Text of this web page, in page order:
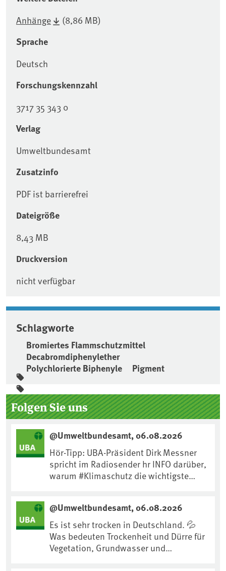
Anhänge (8,86 MB)
Sprache
Deutsch
Forschungskennzahl
3717 35 343 0
Verlag
Umweltbundesamt
Zusatzinfo
PDF ist barrierefrei
Dateigröße
8,43 MB
Druckversion
nicht verfügbar
Schlagworte
Bromiertes Flammschutzmittel
Decabromdiphenylether
Polychlorierte Biphenyle
Pigment
Seitenleiste
Folgen Sie uns
@Umweltbundesamt, 06.08.2026
Hör-Tipp: UBA-Präsident Dirk Messner
spricht im Radiosender hr INFO darüber,
warum #Klimaschutz die wichtigste
https://www.ardsounds.de/episode/urn
:ard:episode:0e7cf1c4b819c26d/
@Umweltbundesamt, 06.08.2026
Es ist sehr trocken in Deutschland. 💦
Was bedeuten Trockenheit und Dürre für
Vegetation, Grundwasser und